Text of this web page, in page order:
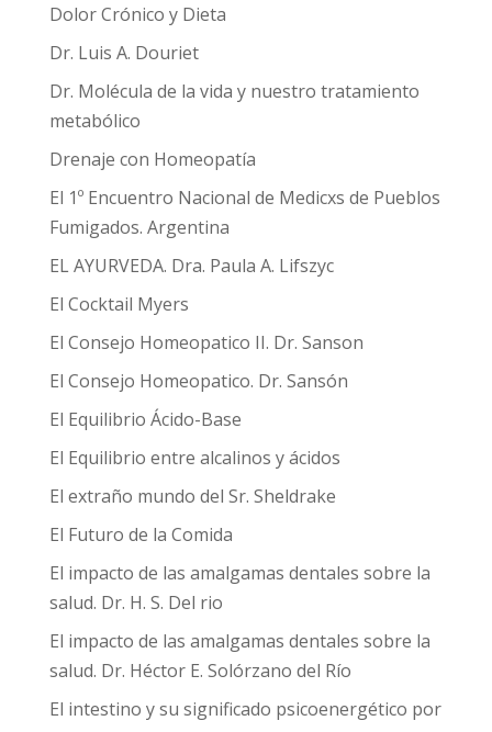
Dolor Crónico y Dieta
Dr. Luis A. Douriet
Dr. Molécula de la vida y nuestro tratamiento
metabólico
Drenaje con Homeopatía
El 1º Encuentro Nacional de Medicxs de Pueblos
Fumigados. Argentina
EL AYURVEDA. Dra. Paula A. Lifszyc
El Cocktail Myers
El Consejo Homeopatico II. Dr. Sanson
El Consejo Homeopatico. Dr. Sansón
El Equilibrio Ácido-Base
El Equilibrio entre alcalinos y ácidos
El extraño mundo del Sr. Sheldrake
El Futuro de la Comida
El impacto de las amalgamas dentales sobre la
salud. Dr. H. S. Del rio
El impacto de las amalgamas dentales sobre la
salud. Dr. Héctor E. Solórzano del Río
El intestino y su significado psicoenergético por